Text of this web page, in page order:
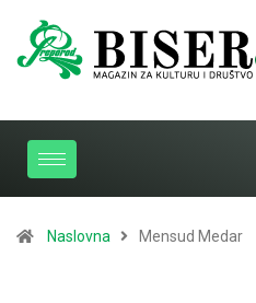
Naslovna Mensud Medar